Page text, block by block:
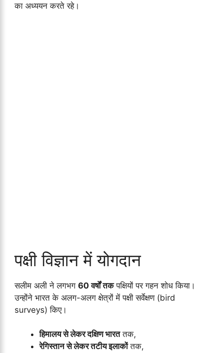
का अध्ययन करते रहे।
पक्षी विज्ञान में योगदान
सलीम अली ने लगभग 60 वर्षों तकपक्षियों पर गहन शोध किया।
उन्होंने भारत के अलग-अलग क्षेत्रों में पक्षी सर्वेक्षण (bird
surveys) किए।
हिमालय से लेकर दक्षिण भारततक,
रेगिस्तान से लेकर तटीय इलाकोंतक,